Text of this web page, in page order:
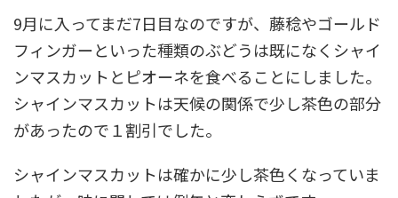
9月に入ってまだ7日目なのですが、藤稔やゴールド
フィンガーといった種類のぶどうは既になくシャイ
ンマスカットとピオーネを食べることにしました。
シャインマスカットは天候の関係で少し茶色の部分
があったので１割引でした。
シャインマスカットは確かに少し茶色くなっていま